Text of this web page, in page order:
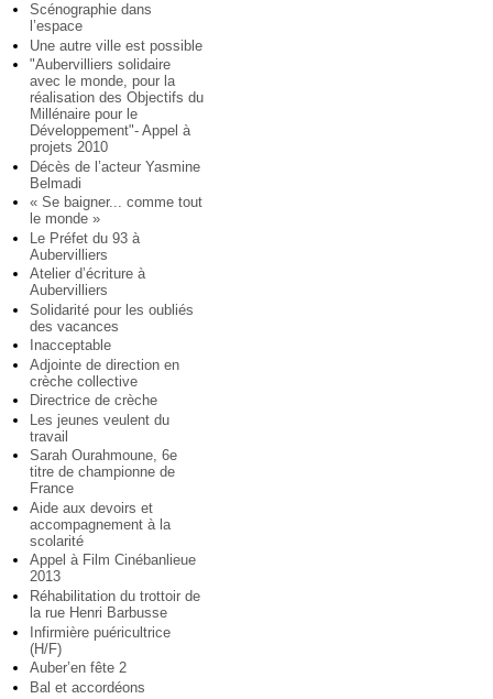
Scénographie dans
l’espace
Une autre ville est possible
"Aubervilliers solidaire
avec le monde, pour la
réalisation des Objectifs du
Millénaire pour le
Développement"- Appel à
projets 2010
Décès de l’acteur Yasmine
Belmadi
« Se baigner... comme tout
le monde »
Le Préfet du 93 à
Aubervilliers
Atelier d’écriture à
Aubervilliers
Solidarité pour les oubliés
des vacances
Inacceptable
Adjointe de direction en
crèche collective
Directrice de crèche
Les jeunes veulent du
travail
Sarah Ourahmoune, 6e
titre de championne de
France
Aide aux devoirs et
accompagnement à la
scolarité
Appel à Film Cinébanlieue
2013
Réhabilitation du trottoir de
la rue Henri Barbusse
Infirmière puéricultrice
(H/F)
Auber’en fête 2
Bal et accordéons